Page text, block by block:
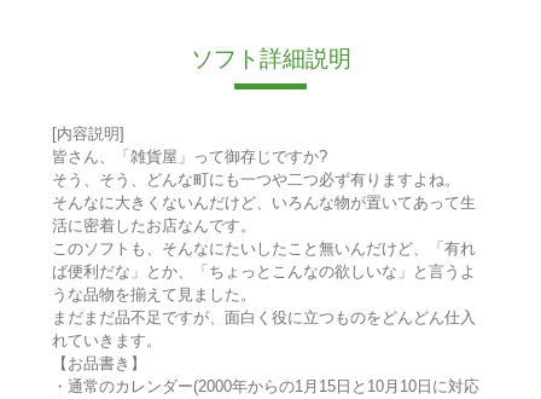
ソフト詳細説明
[内容説明]
皆さん、「雑貨屋」って御存じですか?
そう、そう、どんな町にも一つや二つ必ず有りますよね。
そんなに大きくないんだけど、いろんな物が置いてあって生
活に密着したお店なんです。
このソフトも、そんなにたいしたこと無いんだけど、「有れ
ば便利だな」とか、「ちょっとこんなの欲しいな」と言うよ
うな品物を揃えて見ました。
まだまだ品不足ですが、面白く役に立つものをどんどん仕入
れていきます。
【お品書き】
・通常のカレンダー(2000年からの1月15日と10月10日に対応